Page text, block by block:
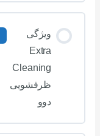
ویژگی
Extra
Cleaning
ظرفشویی
دوو